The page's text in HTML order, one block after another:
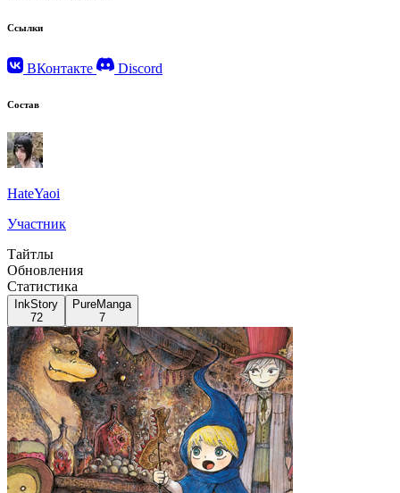
Ссылки
ВКонтакте Discord
Состав
HateYaoi
Участник
Тайтлы
Обновления
Статистика
InkStory
72
PureManga
7